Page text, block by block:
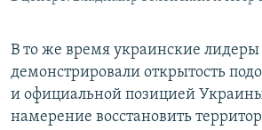
В то же время украинские лидеры
демонстрировали открытость
и официальной позицией Украины
намерение восстановить